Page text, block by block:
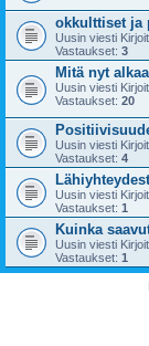
okkulttiset ja
Uusin viesti
Vastaukset: 3
Mitä nyt
Uusin viesti
Vastaukset: 20
Uusin viesti
Vastaukset: 4
Uusin viesti
Vastaukset: 1
Kuinka
Uusin viesti
Vastaukset: 1